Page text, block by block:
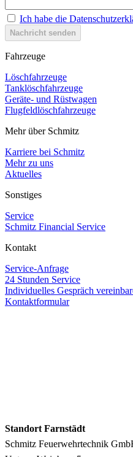
Ich habe die
Nachricht senden
Fahrzeuge
Löschfahrzeuge
Tanklöschfahrzeuge
Geräte- und Rüstwagen
Flugfeldlöschfahrzeuge
Mehr über Schmitz
Karriere bei Schmitz
Mehr zu uns
Aktuelles
Sonstiges
Service
Schmitz Financial Service
Kontakt
Service-Anfrage
24 Stunden Service
Individuelles Gespräch
Kontaktformular
Standort Farnstädt
Schmitz Feuerwehrtechnik